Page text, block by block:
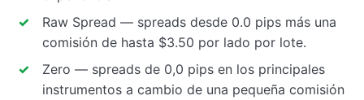
Raw Spread — spreads desde 0.0 pips más una
comisión de hasta $3.50 por lado por lote.
Zero — spreads de 0,0 pips en los principales
instrumentos a cambio de una pequeña comisión